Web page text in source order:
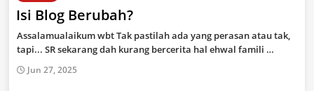
Isi Blog Berubah?
Assalamualaikum wbt Tak pastilah ada yang perasan atau tak,
tapi... SR sekarang dah kurang bercerita hal ehwal famili …
Jun 27, 2025